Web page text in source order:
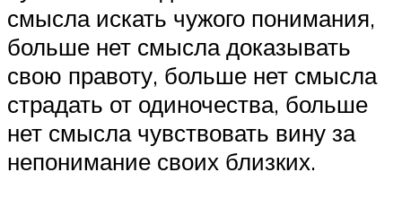
смысла искать чужого понимания,
больше нет смысла доказывать
свою правоту, больше нет смысла
страдать от одиночества, больше
нет смысла чувствовать вину за
непонимание своих близких.